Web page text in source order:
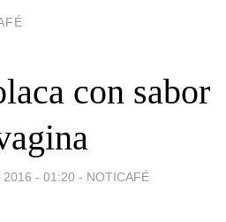
con sabor
2016 - 01:20 - NOTICAFÉ